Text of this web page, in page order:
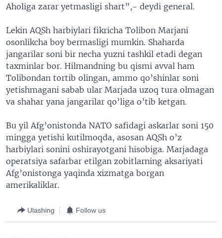
Aholiga zarar yetmasligi shart”,- deydi general.
Lekin AQSh harbiylari fikricha Tolibon Marjani
osonlikcha boy bermasligi mumkin. Shaharda
jangarilar soni bir necha yuzni tashkil etadi degan
taxminlar bor. Hilmandning bu qismi avval ham
Tolibondan tortib olingan, ammo qo’shinlar soni
yetishmagani sabab ular Marjada uzoq tura olmagan
va shahar yana jangarilar qo’liga o’tib ketgan.
Bu yil Afg’onistonda NATO safidagi askarlar soni 150
mingga yetishi kutilmoqda, asosan AQSh o’z
harbiylari sonini oshirayotgani hisobiga. Marjadaga
operatsiya safarbar etilgan zobitlarning aksariyati
Afg’onistonga yaqinda xizmatga borgan
amerikaliklar.
Ulashing Follow us